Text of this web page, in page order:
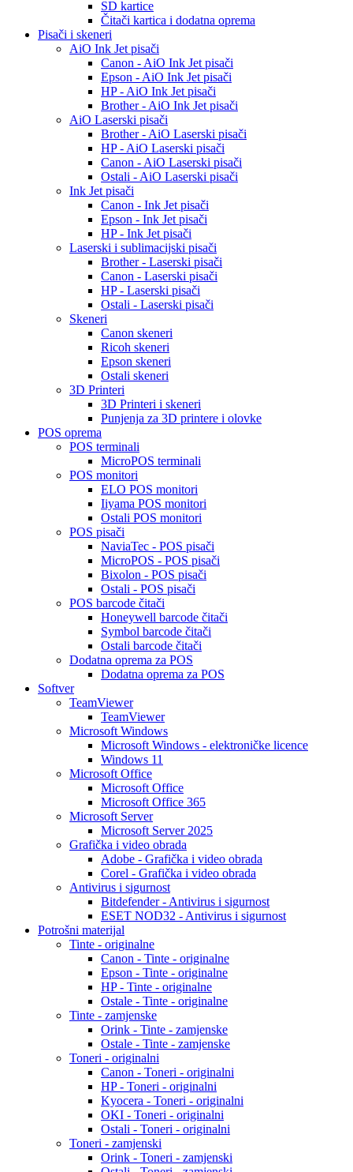
SD kartice
Čitači kartica i dodatna oprema
Pisači i skeneri
AiO Ink Jet pisači
Canon - AiO Ink Jet pisači
Epson - AiO Ink Jet pisači
HP - AiO Ink Jet pisači
Brother - AiO Ink Jet pisači
AiO Laserski pisači
Brother - AiO Laserski pisači
HP - AiO Laserski pisači
Canon - AiO Laserski pisači
Ostali - AiO Laserski pisači
Ink Jet pisači
Canon - Ink Jet pisači
Epson - Ink Jet pisači
HP - Ink Jet pisači
Laserski i sublimacijski pisači
Brother - Laserski pisači
Canon - Laserski pisači
HP - Laserski pisači
Ostali - Laserski pisači
Skeneri
Canon skeneri
Ricoh skeneri
Epson skeneri
Ostali skeneri
3D Printeri
3D Printeri i skeneri
Punjenja za 3D printere i olovke
POS oprema
POS terminali
MicroPOS terminali
POS monitori
ELO POS monitori
Iiyama POS monitori
Ostali POS monitori
POS pisači
NaviaTec - POS pisači
MicroPOS - POS pisači
Bixolon - POS pisači
Ostali - POS pisači
POS barcode čitači
Honeywell barcode čitači
Symbol barcode čitači
Ostali barcode čitači
Dodatna oprema za POS
Dodatna oprema za POS
Softver
TeamViewer
TeamViewer
Microsoft Windows
Microsoft Windows - elektroničke licence
Windows 11
Microsoft Office
Microsoft Office
Microsoft Office 365
Microsoft Server
Microsoft Server 2025
Grafička i video obrada
Adobe - Grafička i video obrada
Corel - Grafička i video obrada
Antivirus i sigurnost
Bitdefender - Antivirus i sigurnost
ESET NOD32 - Antivirus i sigurnost
Potrošni materijal
Tinte - originalne
Canon - Tinte - originalne
Epson - Tinte - originalne
HP - Tinte - originalne
Ostale - Tinte - originalne
Tinte - zamjenske
Orink - Tinte - zamjenske
Ostale - Tinte - zamjenske
Toneri - originalni
Canon - Toneri - originalni
HP - Toneri - originalni
Kyocera - Toneri - originalni
OKI - Toneri - originalni
Ostali - Toneri - originalni
Toneri - zamjenski
Orink - Toneri - zamjenski